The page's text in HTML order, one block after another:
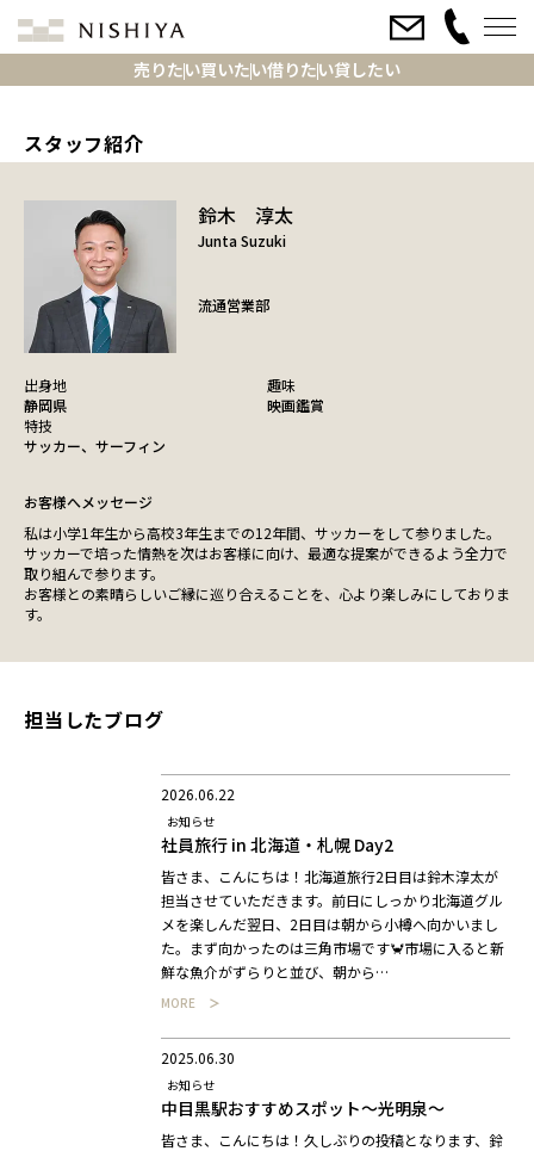
売りたい買いたい借りたい貸したい
スタッフ紹介
鈴木 淳太
Junta Suzuki
流通営業部
出身地
静岡県
趣味
映画鑑賞
特技
サッカー、サーフィン
お客様へメッセージ
私は小学1年生から高校3年生までの12年間、サッカーをして参りました。
サッカーで培った情熱を次はお客様に向け、最適な提案ができるよう全力で
取り組んで参ります。
お客様との素晴らしいご縁に巡り合えることを、心より楽しみにしておりま
す。
担当したブログ
社員旅行 in 北海道・札幌 Day2
2026.06.22
お知らせ
皆さま、こんにちは！北海道旅行2日目は鈴木淳太が
担当させていただきます。前日にしっかり北海道グル
メを楽しんだ翌日、2日目は朝から小樽へ向かいまし
た。まず向かったのは三角市場です🦀市場に入ると新
鮮な魚介がずらりと並び、朝から…
MORE
中目黒駅おすすめスポット～光明泉～
2025.06.30
お知らせ
皆さま、こんにちは！久しぶりの投稿となります、鈴